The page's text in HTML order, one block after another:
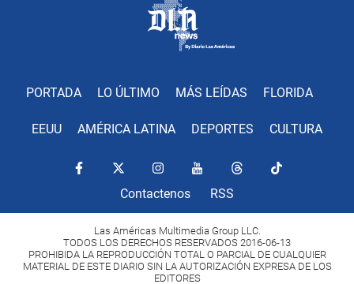
PORTADA LO ÚLTIMO MÁS LEÍDAS FLORIDA
EEUU AMÉRICA LATINA DEPORTES CULTURA
Contactenos RSS
Las Américas Multimedia Group LLC.
TODOS LOS DERECHOS RESERVADOS 2016-06-13
PROHIBIDA LA REPRODUCCIÓN TOTAL O PARCIAL DE CUALQUIER
MATERIAL DE ESTE DIARIO SIN LA AUTORIZACIÓN EXPRESA DE LOS
EDITORES